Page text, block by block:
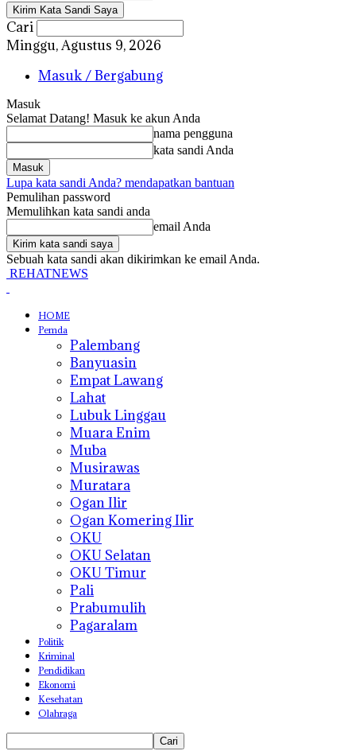
Cari
Minggu, Agustus 9, 2026
Masuk / Bergabung
Masuk
Selamat Datang! Masuk ke akun Anda
nama pengguna
kata sandi Anda
Lupa kata sandi Anda? mendapatkan bantuan
Pemulihan password
Memulihkan kata sandi anda
email Anda
Sebuah kata sandi akan dikirimkan ke email Anda.
REHATNEWS
HOME
Pemda
Palembang
Banyuasin
Empat Lawang
Lahat
Lubuk Linggau
Muara Enim
Muba
Musirawas
Muratara
Ogan Ilir
Ogan Komering Ilir
OKU
OKU Selatan
OKU Timur
Pali
Prabumulih
Pagaralam
Politik
Kriminal
Pendidikan
Ekonomi
Kesehatan
Olahraga